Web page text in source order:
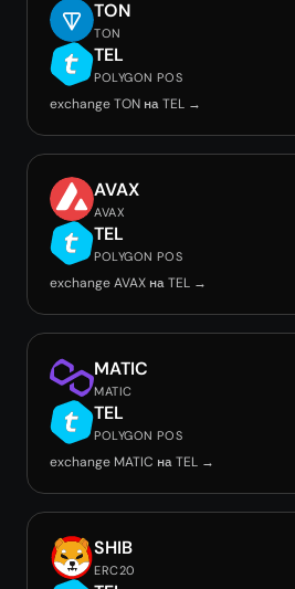
TON
TON
TEL
POLYGON POS
exchange TON на TEL →
AVAX
AVAX
TEL
POLYGON POS
exchange AVAX на TEL →
MATIC
MATIC
TEL
POLYGON POS
exchange MATIC на TEL →
SHIB
ERC20